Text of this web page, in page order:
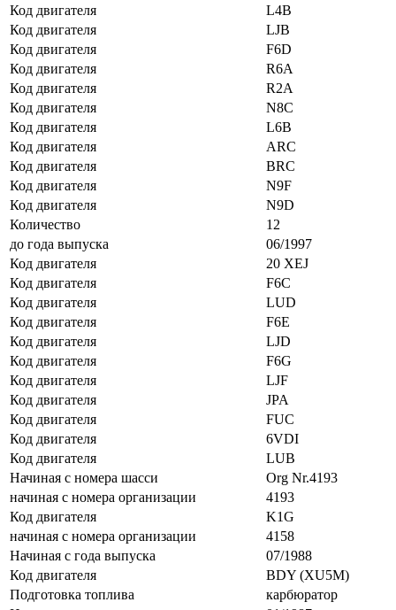
Код двигателя
L4B
Код двигателя
LJB
Код двигателя
F6D
Код двигателя
R6A
Код двигателя
R2A
Код двигателя
N8C
Код двигателя
L6B
Код двигателя
ARC
Код двигателя
BRC
Код двигателя
N9F
Код двигателя
N9D
Количество
12
до года выпуска
06/1997
Код двигателя
20 XEJ
Код двигателя
F6C
Код двигателя
LUD
Код двигателя
F6E
Код двигателя
LJD
Код двигателя
F6G
Код двигателя
LJF
Код двигателя
JPA
Код двигателя
FUC
Код двигателя
6VDI
Код двигателя
LUB
Начиная с номера шасси
Org Nr.4193
начиная с номера организации
4193
Код двигателя
K1G
начиная с номера организации
4158
Начиная с года выпуска
07/1988
Код двигателя
BDY (XU5M)
Подготовка топлива
карбюратор